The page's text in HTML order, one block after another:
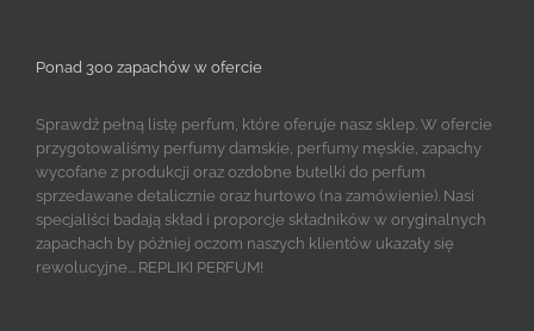
Ponad 300 zapachów w ofercie
Sprawdź pełną listę perfum, które oferuje nasz sklep. W ofercie
przygotowaliśmy perfumy damskie, perfumy męskie, zapachy
wycofane z produkcji oraz ozdobne butelki do perfum
sprzedawane detalicznie oraz hurtowo (na zamówienie). Nasi
specjaliści badają skład i proporcje składników w oryginalnych
zapachach by później oczom naszych klientów ukazały się
rewolucyjne... REPLIKI PERFUM!